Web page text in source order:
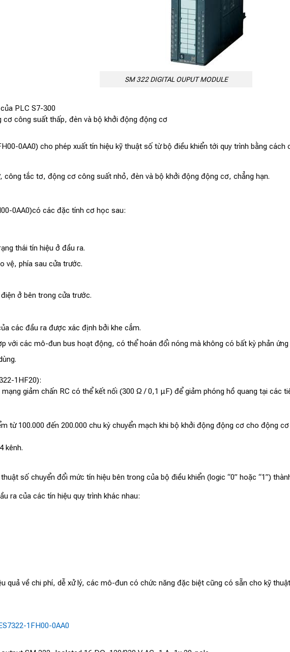
SM 322 DIGITAL OUPUT MODULE
PLC S7-300
công suất thấp, đèn và bộ khởi động động cơ
0AA0) cho phép xuất tín hiệu kỹ thuật số từ bộ điều khiển tới quy trình bằng
công tắc tơ, động cơ công suất nhỏ, đèn và bộ khởi động động cơ, chẳng hạn.
0AA0)có các đặc tính cơ học sau:
thái tín hiệu ở đầu ra.
vệ, phía sau cửa trước.
ở bên trong cửa trước.
các đầu ra được xác định bởi khe cắm.
với các mô-đun bus hoạt động, có thể hoán đổi nóng mà không có bất kỳ phản ứng
1HF20):
giảm chấn RC có thể kết nối (300 Ω / 0,1 μF) để giảm phóng hồ quang tại các
từ 100.000 đến 200.000 chu kỳ chuyển mạch khi bộ khởi động động cơ cho động
kênh.
số chuyển đổi mức tín hiệu bên trong của bộ điều khiển (logic “0” hoặc “1”)
ra của các tín hiệu quy trình khác nhau:
quả về chi phí, dễ xử lý, các mô-đun có chức năng đặc biệt cũng có sẵn cho kỹ
1FH00-0AA0